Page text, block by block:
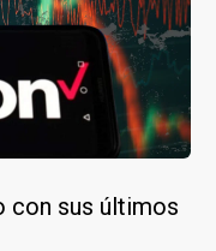
con sus últimos